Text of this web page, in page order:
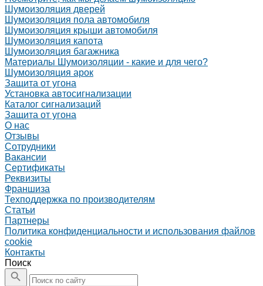
Шумоизоляция дверей
Шумоизоляция пола автомобиля
Шумоизоляция крыши автомобиля
Шумоизоляция капота
Шумоизоляция багажника
Материалы Шумоизоляции - какие и для чего?
Шумоизоляция арок
Защита от угона
Установка автосигнализации
Каталог сигнализаций
Защита от угона
О нас
Отзывы
Сотрудники
Вакансии
Сертификаты
Реквизиты
Франшиза
Техподдержка по производителям
Статьи
Партнеры
Политика конфиденциальности и использования файлов
cookie
Контакты
Поиск